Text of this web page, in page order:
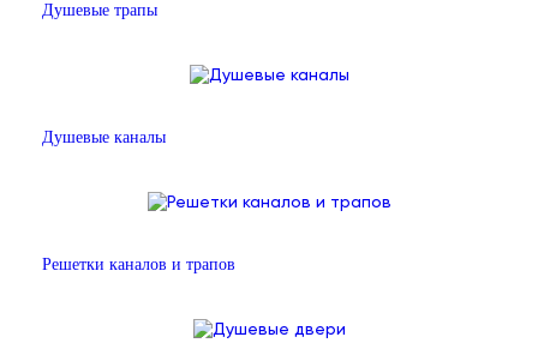
Душевые трапы
Душевые каналы
Решетки каналов и трапов